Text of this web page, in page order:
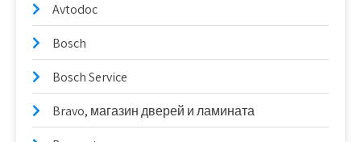
Avtodoc
Bosch
Bosch Service
Bravo, магазин дверей и ламината